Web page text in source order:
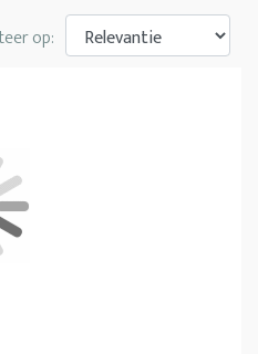
op: